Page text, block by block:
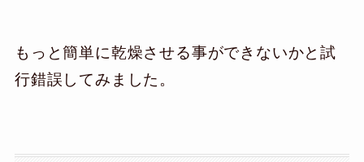
もっと簡単に乾燥させる事ができないかと試
行錯誤してみました。